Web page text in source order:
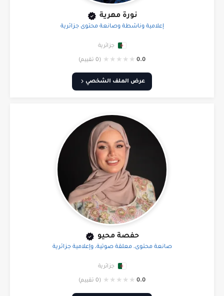
إعلامية وناشطة وصانعة محتوى جزائرية
جزائرية
0.0
★
★
★
★
★ (0 تقييم)
عرض الملف الشخصي
حفصة محيو
صانعة محتوى، معلقة صوتية، وإعلامية جزائرية
جزائرية
0.0
★
★
★
★
★ (0 تقييم)